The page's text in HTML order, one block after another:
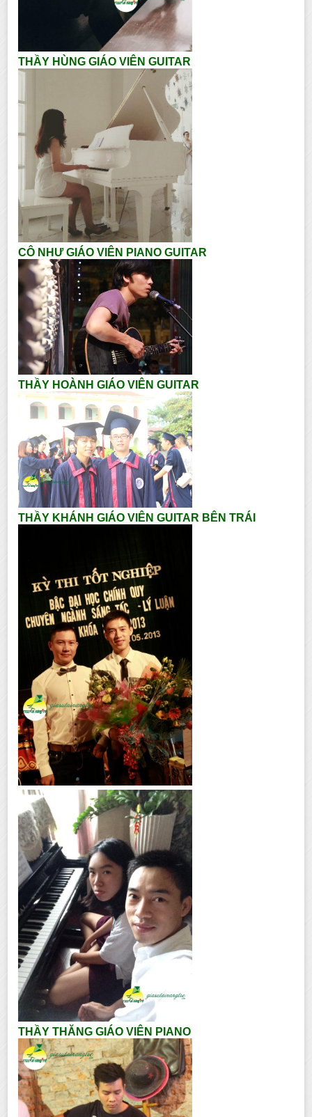
THẦY HÙNG GIÁO VIÊN GUITAR
CÔ NHƯ GIÁO VIÊN PIANO GUITAR
THẦY HOÀNH GIÁO VIÊN GUITAR
THẦY KHÁNH GIÁO VIÊN GUITAR BÊN TRÁI
THẦY THĂNG GIÁO VIÊN PIANO